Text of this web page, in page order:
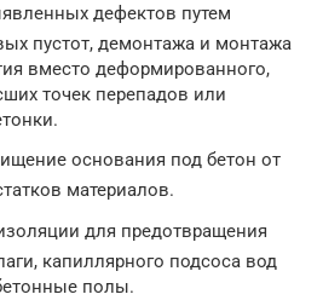
дефектов путем
пустот, демонтажа и монтажа
вместо деформированного,
точек перепадов или
основания под бетон от
материалов.
для предотвращения
капиллярного подсоса вод
полы.